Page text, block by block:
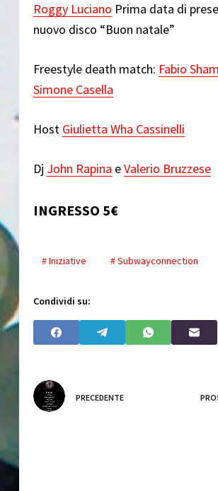
Roggy Luciano Prima data di
nuovo disco “Buon natale”
Freestyle death match: Fabio
Simone Casella
Host Giulietta Wha Cassinelli
Dj John Rapina eValerio Bruzzese
INGRESSO 5€
# Iniziative # Subwayconnection
Condividi su:
PRECEDENTE